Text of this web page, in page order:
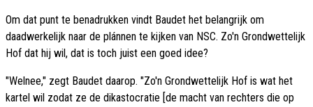
Om dat punt te benadrukken vindt Baudet het belangrijk om
daadwerkelijk naar de plánnen te kijken van NSC. Zo'n Grondwettelijk
Hof dat hij wil, dat is toch juist een goed idee?
"Welnee," zegt Baudet daarop. "Zo'n Grondwettelijk Hof is wat het
kartel wil zodat ze de dikastocratie [de macht van rechters die op